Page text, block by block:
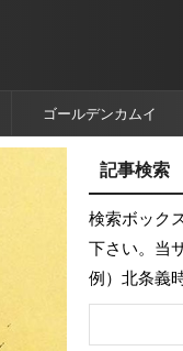
ゴールデンカムイ
記事検索
検索ボック
下さい。当
例）北条義